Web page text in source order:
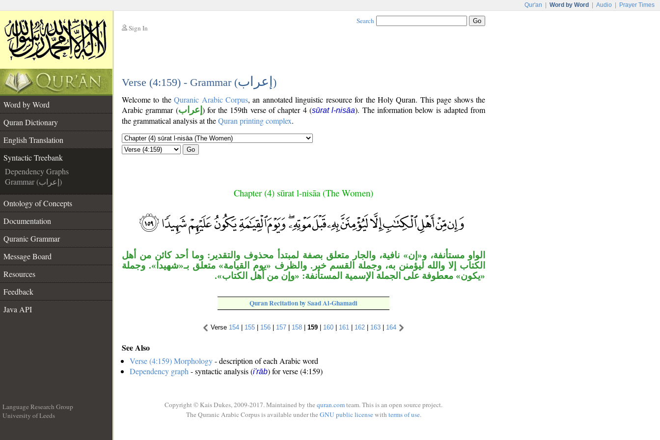
Qur'an Word by Word Audio Prayer Times
Sign In
Search
Verse (4:159) - Grammar (إعراب )
Word by Word
Quran Dictionary
English Translation
Syntactic Treebank
Dependency Graphs
Grammar (إعراب)
Ontology of Concepts
Documentation
Quranic Grammar
Message Board
Resources
Feedback
Java API
Welcome to theQuranic Arabic Corpus, an annotated linguistic resource for the Holy Quran. This page shows the
Arabic grammar (إعراب ) for the 159th verse of chapter 4 (sūrat l-nisāa). The information below is adapted from
the grammatical analysis at theQuran printing complex.
Go
Chapter (4) sūrat l-nisāa (The Women)
الواو مستأنفة، و«إن» نافية، والجار متعلق بصفة لمبتدأ محذوف والتقدير: وما أحد كائن من أهل
الكتاب إلا والله ليؤمنن به، وجملة القسم خبر. والظرف «يوم القيامة» متعلق بـ«شهيدا». وجملة
«يكون» معطوفة على الجملة الإسمية المستأنفة: «وإن من أهل الكتاب».
Quran Recitation by Saad Al-Ghamadi
Verse 154 155 156 157 158 159 160 161 162 163 164
See Also
Verse (4:159) Morphology- description of each Arabic word
Dependency graph- syntactic analysis (i'rāb) for verse (4:159)
Language Research Group
University of Leeds
Copyright © Kais Dukes, 2009-2017. Maintained by the quran.comteam. This is an open source project.
The Quranic Arabic Corpus is available under the GNU public licensewith terms of use.